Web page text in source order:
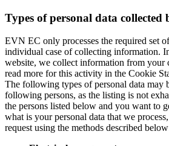
Types of personal data collected
EVN EC only processes the required set
individual case of collecting information.
website, we collect information from your
read more for this activity in the Cookie
The following types of personal data may
following persons, as the listing is not
the persons listed below and you want to
what is your personal data that we
request using the methods described